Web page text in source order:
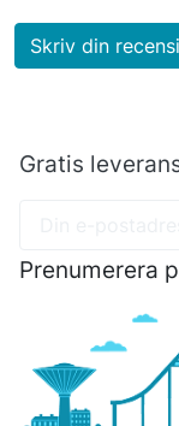
Skriv din
Gratis
Prenumerera